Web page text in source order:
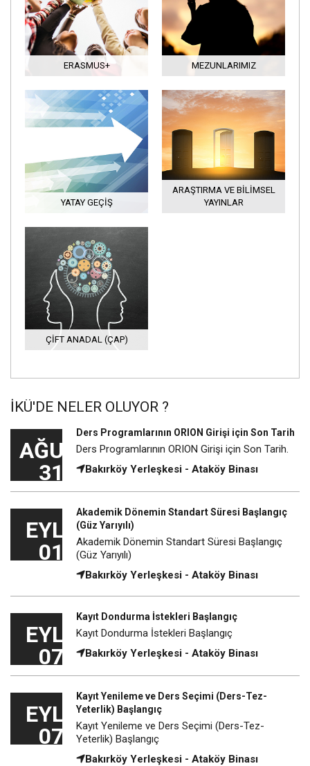
ERASMUS+ MEZUNLARIMIZ
YATAY GEÇIŞ
ARAŞTIRMA VE BILIMSEL
YAYINLAR
ÇIFT ANADAL (ÇAP)
İKÜ'DE NELER OLUYOR ?
AĞU
31
Ders Programlarının ORION Girişi için Son Tarih
Ders Programlarının ORION Girişi için Son Tarih.
Bakırköy Yerleşkesi - Ataköy Binası
EYL
01
Akademik Dönemin Standart Süresi Başlangıç
(Güz Yarıyılı)
Akademik Dönemin Standart Süresi Başlangıç
(Güz Yarıyılı)
Bakırköy Yerleşkesi - Ataköy Binası
EYL
07
Kayıt Dondurma İstekleri Başlangıç
Kayıt Dondurma İstekleri Başlangıç
Bakırköy Yerleşkesi - Ataköy Binası
EYL
07
Kayıt Yenileme ve Ders Seçimi (Ders-Tez-
Yeterlik) Başlangıç
Kayıt Yenileme ve Ders Seçimi (Ders-Tez-
Yeterlik) Başlangıç
Bakırköy Yerleşkesi - Ataköy Binası